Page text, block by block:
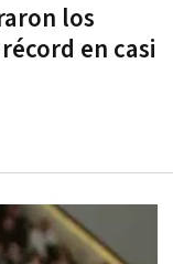
los
en casi